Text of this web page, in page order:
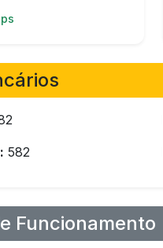
582
Funcionamento